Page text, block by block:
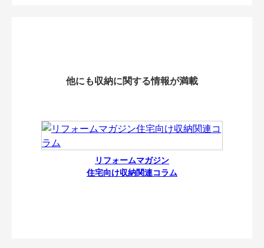
他にも収納に関する情報が満載
リフォームマガジン
住宅向け収納関連コラム